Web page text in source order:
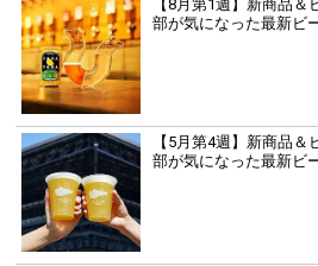
【8月第1週】新商品
部が気になった最新ビ
【5月第4週】新商品
部が気になった最新ビ